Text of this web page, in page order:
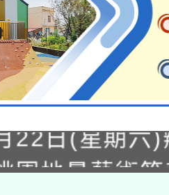
部水利署委託
究院辦理「
單位及節水達
22日(星期六
廟祈福系列
園地景藝術